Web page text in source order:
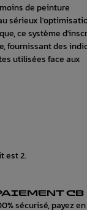
de peinture
sérieux
ce système
fournissant des
utilisées face aux
est 2.
CB
sécurisé, payez